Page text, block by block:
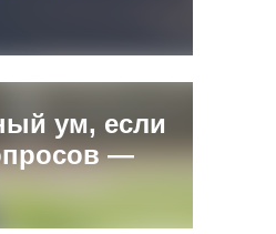
ум, если
—